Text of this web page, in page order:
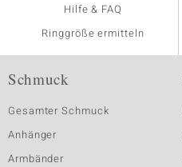
Hilfe & FAQ
Ringgröße ermitteln
Schmuck
Gesamter Schmuck
Anhänger
Armbänder